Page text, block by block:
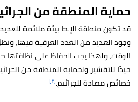
حماية المنطقة من
قد تكون منطقة الإبط بيئة ملائمة
وجود العديد من الغدد العرقية فيها،
الوقت، ولهذا يجب الحفاظ على نظافتها
جيدًا للتقشير ولحماية المنطقة من
خصائص مضادة للجراثيم.[٢]